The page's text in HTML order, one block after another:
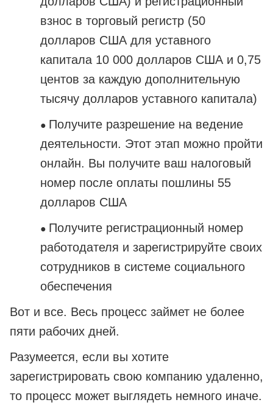
взнос в торговый регистр (50
долларов США для уставного
капитала 10 000 долларов США и 0,75
центов за каждую дополнительную
тысячу долларов уставного капитала)
● Получите разрешение на ведение
деятельности. Этот этап можно пройти
онлайн. Вы получите ваш налоговый
номер после оплаты пошлины 55
долларов США
● Получите регистрационный номер
работодателя и зарегистрируйте своих
сотрудников в системе социального
обеспечения
Вот и все. Весь процесс займет не более
пяти рабочих дней.
Разумеется, если вы хотите
зарегистрировать свою компанию удаленно,
то процесс может выглядеть немного иначе.